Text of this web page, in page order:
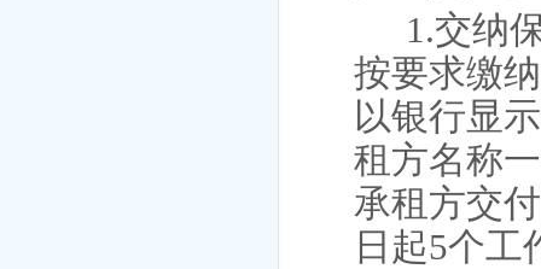
1.交纳
按要求缴
以银行显
租方名称
承租方交
日起5个工